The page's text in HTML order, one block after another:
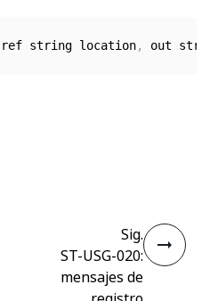
ref string location, out
Sig.
ST-USG-020:
mensajes de